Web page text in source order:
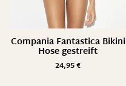
Compania Fantastica Bikini
Hose gestreift
24,95€